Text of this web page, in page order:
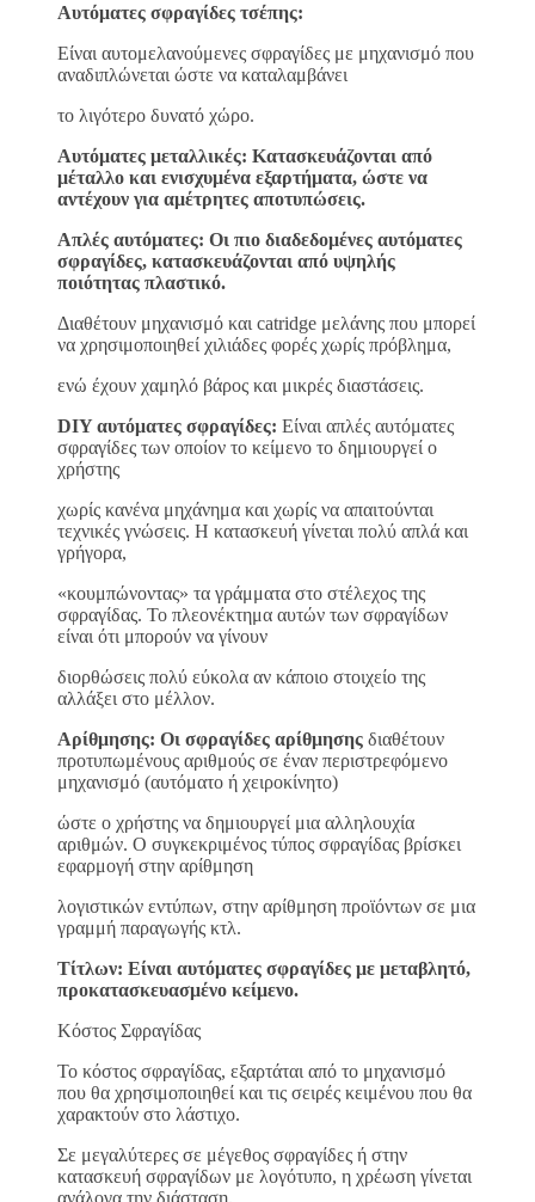
Αυτόματες σφραγίδες τσέπης:
Είναι αυτομελανούμενες σφραγίδες με μηχανισμό που
αναδιπλώνεται ώστε να καταλαμβάνει
το λιγότερο δυνατό χώρο.
Αυτόματες μεταλλικές: Κατασκευάζονται από
μέταλλο και ενισχυμένα εξαρτήματα, ώστε να
αντέχουν για αμέτρητες αποτυπώσεις.
Απλές αυτόματες: Οι πιο διαδεδομένες αυτόματες
σφραγίδες, κατασκευάζονται από υψηλής
ποιότητας πλαστικό.
Διαθέτουν μηχανισμό και catridge μελάνης που μπορεί
να χρησιμοποιηθεί χιλιάδες φορές χωρίς πρόβλημα,
ενώ έχουν χαμηλό βάρος και μικρές διαστάσεις.
DIY αυτόματες σφραγίδες: Είναι απλές αυτόματες
σφραγίδες των οποίον το κείμενο το δημιουργεί ο
χρήστης
χωρίς κανένα μηχάνημα και χωρίς να απαιτούνται
τεχνικές γνώσεις. Η κατασκευή γίνεται πολύ απλά και
γρήγορα,
«κουμπώνοντας» τα γράμματα στο στέλεχος της
σφραγίδας. Το πλεονέκτημα αυτών των σφραγίδων
είναι ότι μπορούν να γίνουν
διορθώσεις πολύ εύκολα αν κάποιο στοιχείο της
αλλάξει στο μέλλον.
Αρίθμησης: Οι σφραγίδες αρίθμησης διαθέτουν
προτυπωμένους αριθμούς σε έναν περιστρεφόμενο
μηχανισμό (αυτόματο ή χειροκίνητο)
ώστε ο χρήστης να δημιουργεί μια αλληλουχία
αριθμών. Ο συγκεκριμένος τύπος σφραγίδας βρίσκει
εφαρμογή στην αρίθμηση
λογιστικών εντύπων, στην αρίθμηση προϊόντων σε μια
γραμμή παραγωγής κτλ.
Τίτλων: Είναι αυτόματες σφραγίδες με μεταβλητό,
προκατασκευασμένο κείμενο.
Κόστος Σφραγίδας
Το κόστος σφραγίδας, εξαρτάται από το μηχανισμό
που θα χρησιμοποιηθεί και τις σειρές κειμένου που θα
χαρακτούν στο λάστιχο.
Σε μεγαλύτερες σε μέγεθος σφραγίδες ή στην
κατασκευή σφραγίδων με λογότυπο, η χρέωση γίνεται
ανάλογα την διάσταση.